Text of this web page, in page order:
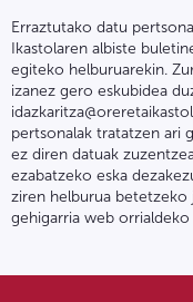
Erraztutako datu
Ikastolaren albiste
egiteko helburuarekin.
izanez gero eskubidea
pertsonalak tratatzen ari
ez diren datuak
ezabatzeko eska
ziren helburua betetzeko
gehigarria web orrialdeko